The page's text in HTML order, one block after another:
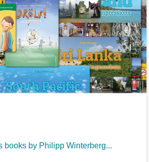
books by Philipp Winterberg...